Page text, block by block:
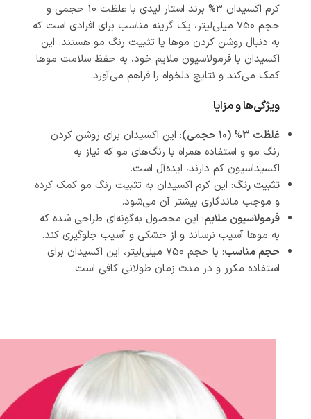
کرم اکسیدان 3% برند استار لیدی با غلظت 10 حجمی و
حجم 750 میلی‌لیتر، یک گزینه مناسب برای افرادی است که
به دنبال روشن کردن موها یا تثبیت رنگ مو هستند. این
اکسیدان با فرمولاسیون ملایم خود، به حفظ سلامت موها
کمک می‌کند و نتایج دلخواه را فراهم می‌آورد.
ویژگی‌ها و مزایا
غلظت 3% (10 حجمی)
: این اکسیدان برای روشن کردن
رنگ مو و استفاده همراه با رنگ‌های مو که نیاز به
اکسیداسیون کم دارند، ایده‌آل است.
تثبیت رنگ: این کرم اکسیدان به تثبیت رنگ مو کمک کرده
و موجب ماندگاری بیشتر آن می‌شود.
فرمولاسیون ملایم: این محصول به‌گونه‌ای طراحی شده که
به موها آسیب نرساند و از خشکی و آسیب جلوگیری کند.
حجم مناسب
: با حجم 750 میلی‌لیتر، این اکسیدان برای
استفاده مکرر و در مدت زمان طولانی کافی است.